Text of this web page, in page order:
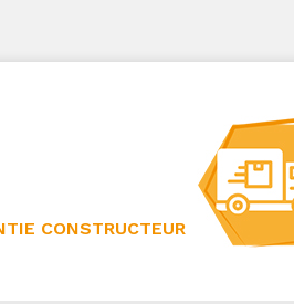
CONSTRUCTEUR